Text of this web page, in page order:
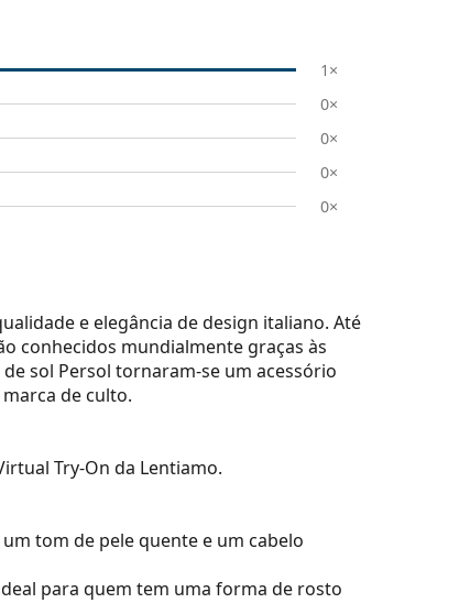
1×
0×
0×
0×
0×
e elegância de design italiano. Até
conhecidos mundialmente graças às
sol Persol tornaram-se um acessório
de culto.
Try-On da Lentiamo.
tom de pele quente e um cabelo
para quem tem uma forma de rosto